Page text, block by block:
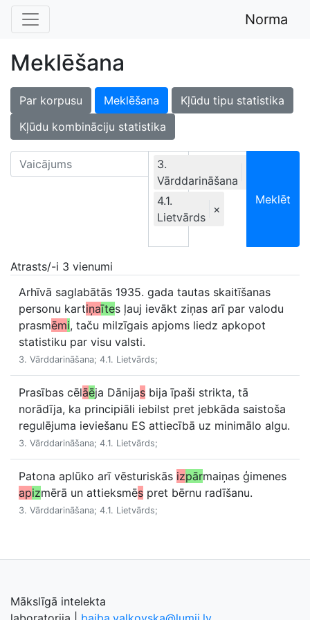
Norma
Meklēšana
Par korpusu Meklēšana
Kļūdu tipu statistika
Kļūdu kombināciju statistika
3.
Vārddarināšana
4.1.
Lietvārds
×
Ekskluzīvi
Meklēt
Atrasts/-i 3 vienumi
Arhīvā saglabātās 1935. gada tautas skaitīšanas
personu kartiņaītes ļauj ievākt ziņas arī par valodu
prasmēmi, taču milzīgais apjoms liedz apkopot
statistiku par visu valsti.
3. Vārddarināšana; 4.1. Lietvārds;
Prasības cēlāēja Dānijas bija īpaši strikta, tā
norādīja, ka principiāli iebilst pret jebkāda saistoša
regulējuma ieviešanu ES attiecībā uz minimālo algu.
3. Vārddarināšana; 4.1. Lietvārds;
Patona aplūko arī vēsturiskās izpārmaiņas ģimenes
apizmērā un attieksmēs pret bērnu radīšanu.
3. Vārddarināšana; 4.1. Lietvārds;
Mākslīgā intelekta